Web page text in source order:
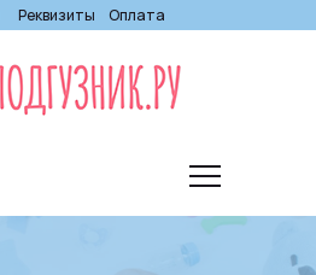
Реквизиты Оплата